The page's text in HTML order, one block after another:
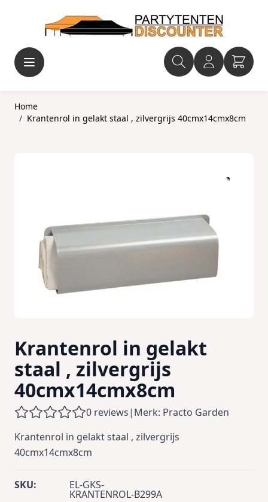
Home
/ Krantenrol in gelakt staal , zilvergrijs 40cmx14cmx8cm
Krantenrol in gelakt
staal , zilvergrijs
40cmx14cmx8cm
0 reviews| Merk: Practo Garden
Krantenrol in gelakt staal , zilvergrijs
40cmx14cmx8cm
SKU: EL-GKS-
KRANTENROL-B299A